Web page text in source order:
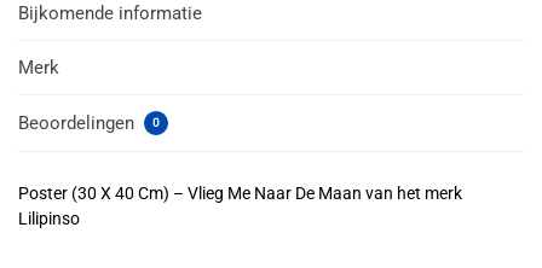
Bijkomende informatie
Merk
Beoordelingen 0
Poster (30 X 40 Cm) – Vlieg Me Naar De Maan van het merk
Lilipinso